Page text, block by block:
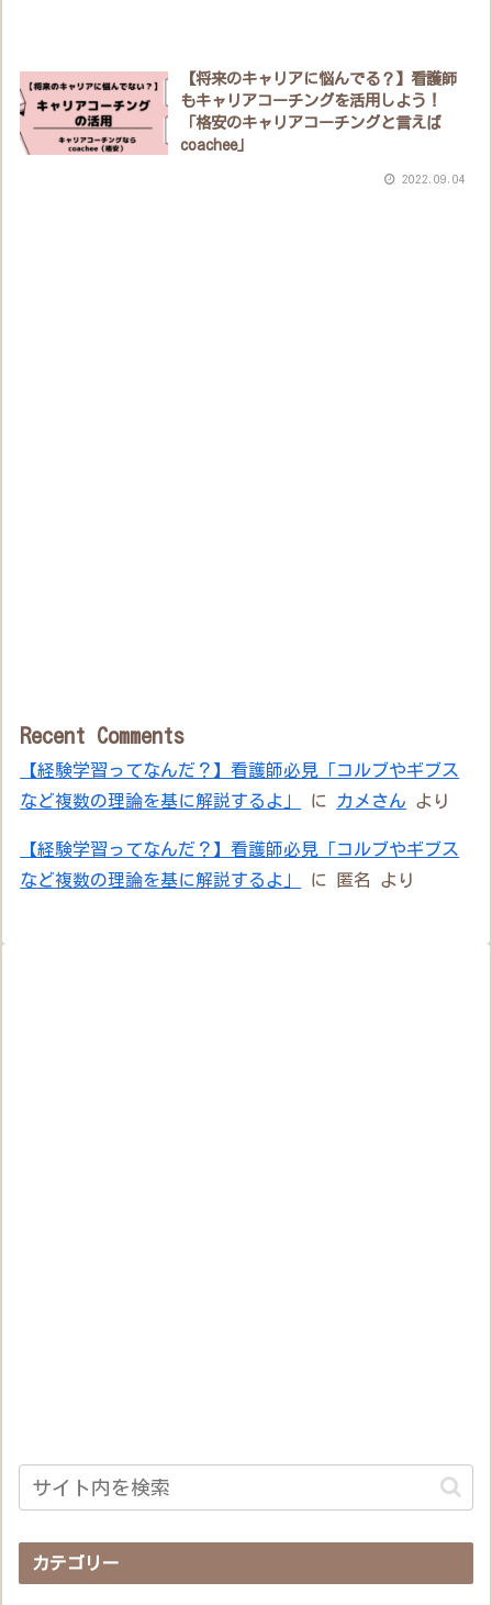
【将来のキャリアに悩んでる？】看護師
もキャリアコーチングを活用しよう！
「格安のキャリアコーチングと言えば
coachee」
2022.09.04
Recent Comments
【経験学習ってなんだ？】看護師必見「コルブやギブス
など複数の理論を基に解説するよ」
に カメさん より
【経験学習ってなんだ？】看護師必見「コルブやギブス
など複数の理論を基に解説するよ」
に 匿名 より
カテゴリー